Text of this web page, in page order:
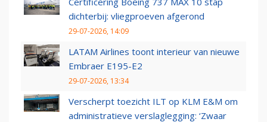
dichterbij: vliegproeven afgerond
29-07-2026, 14:09
LATAM Airlines toont interieur van nieuwe
Embraer E195-E2
29-07-2026, 13:34
Verscherpt toezicht ILT op KLM E&M om
administratieve verslaglegging: ‘Zwaar